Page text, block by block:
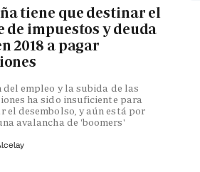
tiene que destinar el
de impuestos y deuda
2018 a pagar
empleo y la subida de las
ha sido insuficiente para
el desembolso, y aún está por
avalancha de 'boomers'